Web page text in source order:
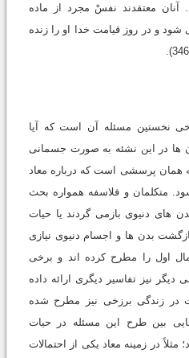
آنان معتقدند نفسْ مجرد از ماده
و در روز قیامت خدا او را زنده
نخستین مسئله آن است که آیا
ها در این نشئه به صورت جسمانى
همان پرسشى است که درباره معاد
متکلمان و فلاسفه همواره بحث
هاى دنیوى بازمى گردند یا حیات
بدن ها و اجسام دنیوى نیازى
اول را مطرح کرده اند و برخى
دیگر نیز تفاسیر دیگرى ارائه داده
در زندگى برزخى نیز مطرح شده
بین طرح این مسئله در حیات
در زمینه معاد یکى از احتمالات